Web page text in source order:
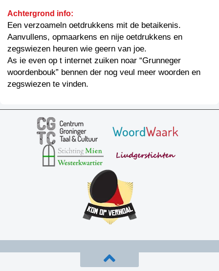
Achtergrond info:
Een verzoameln oetdrukkens mit de betaikenis.
Aanvullens, opmaarkens en nije oetdrukkens en
zegswiezen heuren wie geern van joe.
As ie even op t internet zuiken noar “Grunneger
woordenbouk” bennen der nog veul meer woorden en
zegswiezen te vinden.